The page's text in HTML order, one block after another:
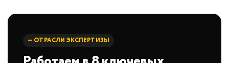
— ОТРАСЛИ ЭКСПЕРТИЗЫ